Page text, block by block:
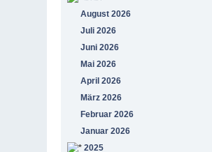
August 2026
Juli 2026
Juni 2026
Mai 2026
April 2026
März 2026
Februar 2026
Januar 2026
2025